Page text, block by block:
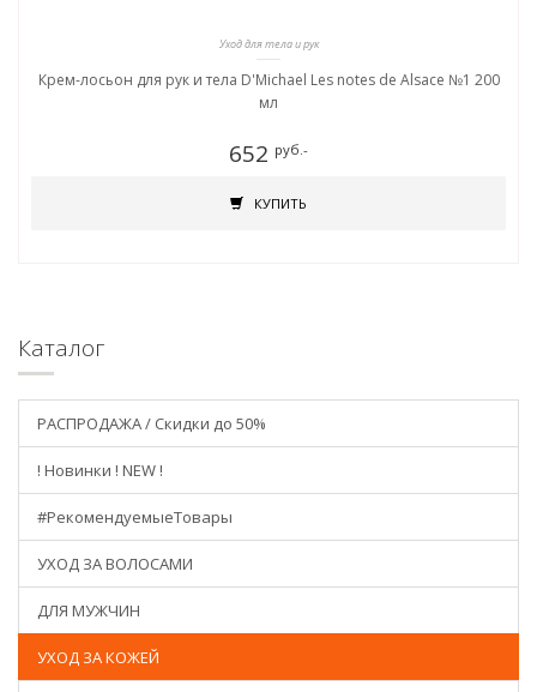
Уход для тела и рук
Крем-лосьон для рук и тела D'Michael Les notes de Alsace №1 200
мл
652 руб.-
КУПИТЬ
Каталог
РАСПРОДАЖА / Скидки до 50%
! Новинки ! NEW !
#РекомендуемыеТовары
УХОД ЗА ВОЛОСАМИ
ДЛЯ МУЖЧИН
УХОД ЗА КОЖЕЙ